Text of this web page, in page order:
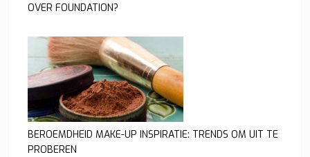
OVER FOUNDATION?
BEROEMDHEID MAKE-UP INSPIRATIE: TRENDS OM UIT TE
PROBEREN